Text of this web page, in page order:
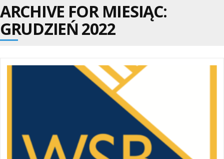
ARCHIVE FOR MIESIĄC:
GRUDZIEŃ 2022